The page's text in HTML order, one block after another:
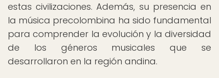
estas civilizaciones. Además, su presencia en
la música precolombina ha sido fundamental
para comprender la evolución y la diversidad
de los géneros musicales que se
desarrollaron en la región andina.